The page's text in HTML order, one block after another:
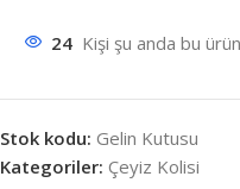
24 Kişi şu anda bu
Stok kodu: Gelin Kutusu
Kategoriler: Çeyiz Kolisi